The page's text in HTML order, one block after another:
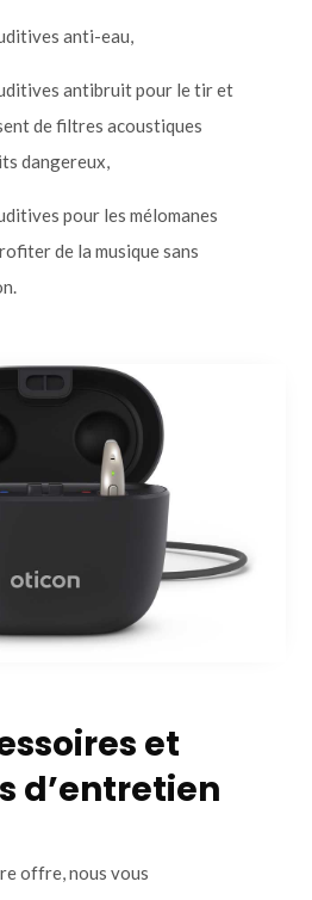
anti-eau,
antibruit pour le tir et
de filtres acoustiques
dangereux,
pour les mélomanes
de la musique sans
et
d’entretien
offre, nous vous